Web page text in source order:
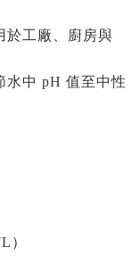
於工廠、廚房與
水中 pH 值至中性
）